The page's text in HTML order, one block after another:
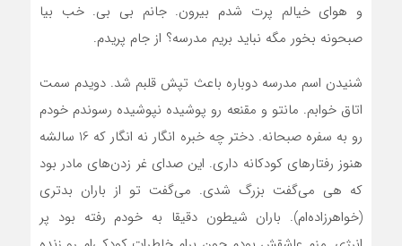
و هوای خیالم پرت شدم بیرون. جانم بی بی. خب بیا
صبحونه بخور مگه نباید بریم مدرسه؟ از جام پریدم.
شنیدن اسم مدرسه دوباره باعث تپش قلبم شد. دویدم سمت
اتاق خوابم. مانتو و مقنعه رو پوشیده نپوشیده رسوندم خودم
رو به سفره صبحانه. دختر چه خبره انگار نه انگار که 16 سالشه
هنوز رفتارهای کودکانه داری. این صدای غر زدن‌های مادر بود
که هی می‌گفت بزرگ شدی. می‌گفت تو از باران بدتری
(خواهرزاده‌ام). باران شیطون دقیقا به خودم رفته بود پر